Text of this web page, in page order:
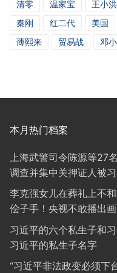
清零
温家宝 王小洪
秦刚
红二代 美国
薄熙来
贸易战 邓
本月热门档案
上海武警司令陈源等27
调查并集中关押证人被
李克强女儿在葬礼上不
侩子手！央视不敢播出
习近平的六个私生子和
习近平的私生子名字
“习近平非法政变必须下